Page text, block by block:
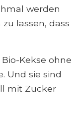
werden
lassen, dass
Kekse ohne
Und sie sind
mit Zucker